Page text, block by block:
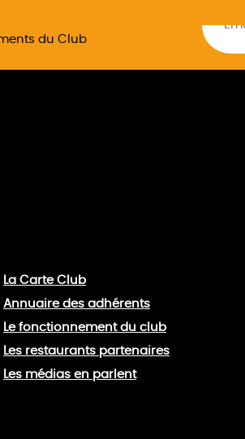
du Club
La Carte Club
Annuaire des adhérents
Le fonctionnement du club
Les restaurants partenaires
Les médias en parlent